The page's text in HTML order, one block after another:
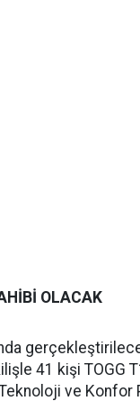
OLACAK
41 kişi TOGG
ve Konfor